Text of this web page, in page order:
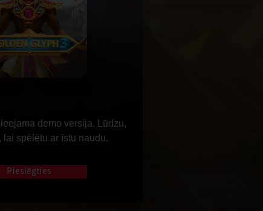
demo versija. Lūdzu,
lai spēlētu ar īstu naudu.
Pieslēgties